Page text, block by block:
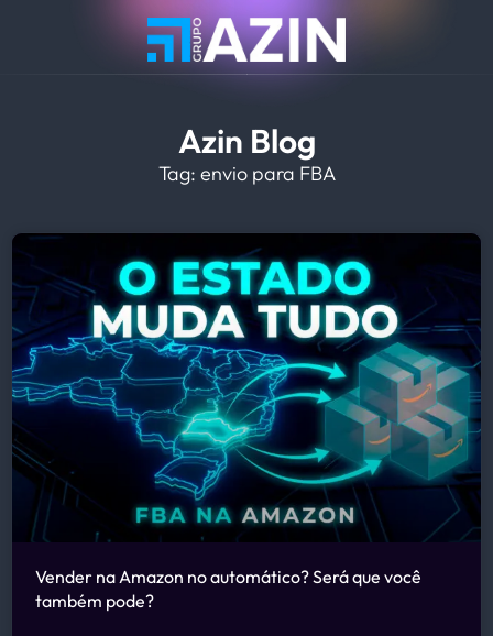
Azin Blog
Tag: envio para FBA
Vender na Amazon no automático? Será que você
também pode?